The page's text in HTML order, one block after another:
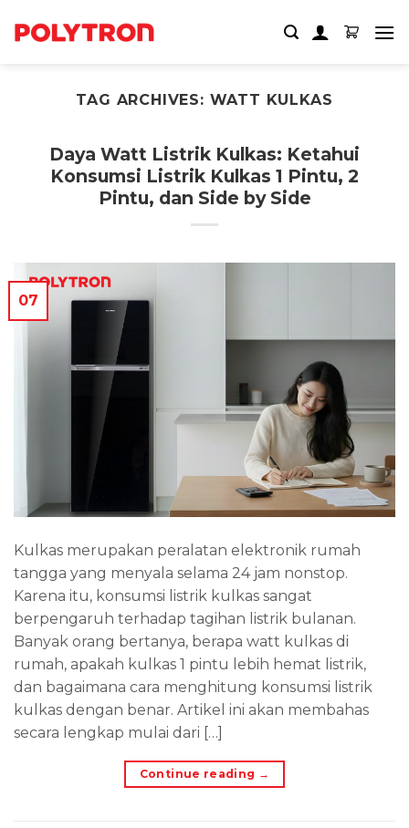
TAG ARCHIVES: WATT KULKAS
Daya Watt Listrik Kulkas: Ketahui
Konsumsi Listrik Kulkas 1 Pintu, 2
Pintu, dan Side by Side
07
Kulkas merupakan peralatan elektronik rumah
tangga yang menyala selama 24 jam nonstop.
Karena itu, konsumsi listrik kulkas sangat
berpengaruh terhadap tagihan listrik bulanan.
Banyak orang bertanya, berapa watt kulkas di
rumah, apakah kulkas 1 pintu lebih hemat listrik,
dan bagaimana cara menghitung konsumsi listrik
kulkas dengan benar. Artikel ini akan membahas
secara lengkap mulai dari […]
Continue reading →